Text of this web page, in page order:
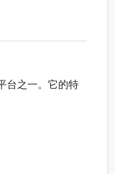
台之一。它的特